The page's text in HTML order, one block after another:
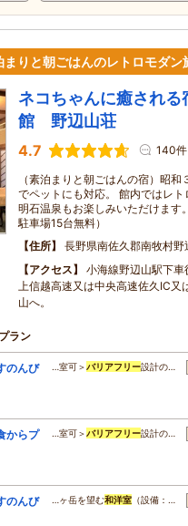
まりと朝ごはんのレトロモダン
ネコちゃんに癒され
館 野辺山荘
4.7 140件
（素泊まりと朝ごはんの宿）昭和
でペットにも対応。 館内ではレ
明石温泉もお楽しみいただけま
駐車場15台無料）
住所
長野県南佐久郡南牧村
アクセス
小海線野辺山駅下
上信越高速又は中央高速佐久IC又
山へ。
ラン
のんび
…室可＞バリアフリー設計の…
からプ
…室可＞バリアフリー設計の…
のんび
…ヶ岳を望む和洋室 （設備：…